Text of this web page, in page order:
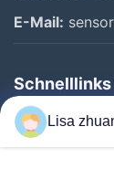
E-Mail:
Schnelllinks
Haus
Produkte
Lisa